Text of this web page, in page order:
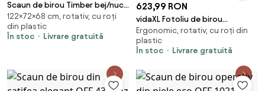
Scaun de birou Timber bej/nuc
H122 cm
122×72×68 cm, rotativ, cu roți
din plastic
În stoc
Livrare gratuită
623,99 RON
vidaXL Fotoliu de birou
rabatabil cu masaj, gri, piele
ecologică
Ergonomic, rotativ, cu roți din
plastic
În stoc
Livrare gratuită